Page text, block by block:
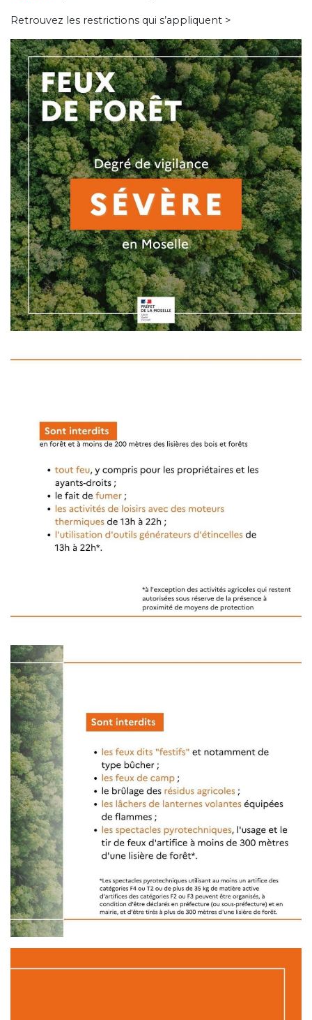
Retrouvez les restrictions qui s’appliquent >